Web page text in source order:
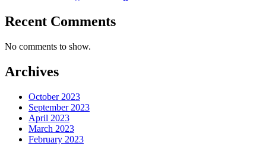
Recent Comments
No comments to show.
Archives
October 2023
September 2023
April 2023
March 2023
February 2023